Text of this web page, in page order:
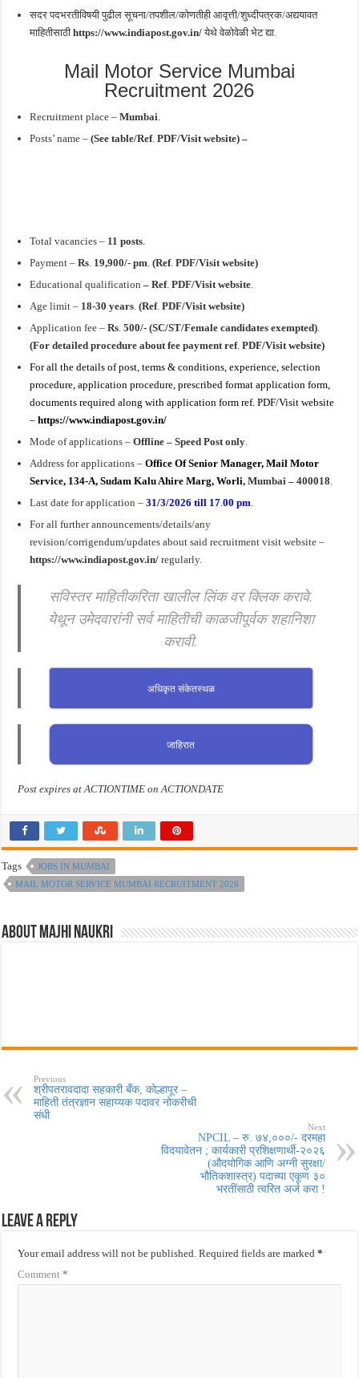
सदर पदभरतीविषयी पुढील सूचना/तपशील/कोणतीही आवृत्ती/शुध्दीपत्रक/अद्ययावत
माहितीसाठीhttps://www.indiapost.gov.in/येथे वेळोवेळी भेट द्या.
Mail Motor Service Mumbai
Recruitment 2026
Recruitment place –Mumbai
Posts’ name – (See table/Ref.PDF/Visit website) –
Total vacancies – 11 posts
Payment –Rs 19,900/- pm .(Ref. PDF/Visit website)
Educational qualification–Ref. PDF/Visit website
Age limit – 18-30 years (Ref. PDF/Visit website)
Application fee –Rs .500/- (SC/ST/Female candidates exempted)
(For detailed procedure about fee payment ref. PDF/Visit website)
For all the details of post, terms & conditions, experience, selection
procedure, application procedure, prescribed format application form,
documents required along with application form ref. PDF/Visit website
–https://www.indiapost.gov.in/
Mode of applications –Offline – Speed Post only
Address for applications –Office Of Senior Manager, Mail Motor
Service, 134-A, Sudam Kalu Ahire Marg, Worli, Mumbai – 400018
Last date for application –31/3/2026 till 17 .00 pm
For all further announcements/details/any
revision/corrigendum/updates about said recruitment visit website –
https://www.indiapost.gov.in/ regularly.
सविस्तर माहितीकरिता खालील लिंक वर क्लिक करावे.
येथून उमेदवारांनी सर्व माहितीची काळजीपूर्वक शहानिशा
करावी.
अधिकृत संकेतस्थळ
जाहिरात
Post expires at ACTIONTIME on ACTIONDATE
Tags
JOBS IN MUMBAI
MAIL MOTOR SERVICE MUMBAI RECRUITMENT 2026
About Majhi Naukri
Previous
श्रीपतरावदादा सहकारी बँक, कोल्हापूर –
माहिती तंत्रज्ञान सहाय्यक पदावर नोकरीची
संधी
Next
NPCIL – रु. ७४,०००/- दरमहा
विदयावेतन ; कार्यकारी प्रशिक्षणार्थी-२०२६
(औदयोगिक आणि अग्नी सुरक्षा/
भौतिकशास्त्र) पदाच्या एकूण ३०
भरतींसाठी त्वरित अर्ज करा !
Leave a Reply
Your email address will not be published. Required fields are marked*
Comment*